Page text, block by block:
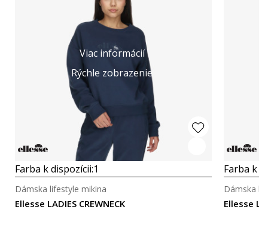
Viac informácií
Rýchle zobrazenie
Farba k dispozícii:1
Ellesse LADIES CREWNECK
Dámska lifestyle mikina
Farba k
Ellesse
Dámska